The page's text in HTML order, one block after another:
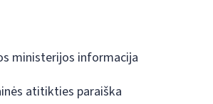
ministerijos informacija
atitikties paraiška